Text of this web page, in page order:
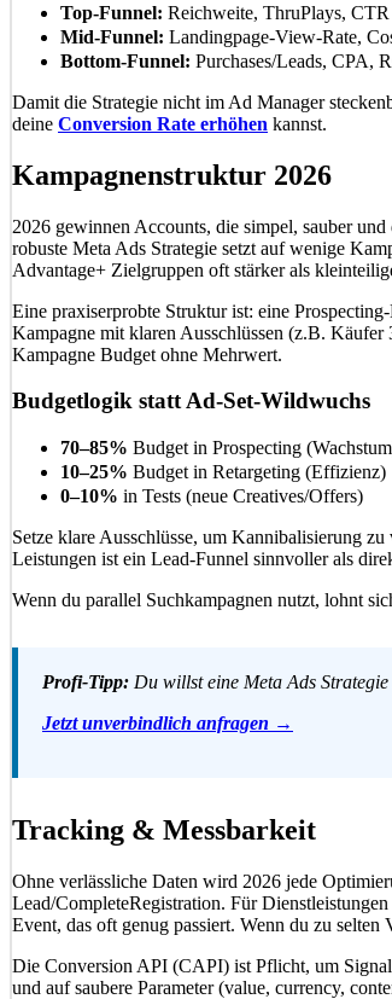
Top-Funnel: Reichweite, ThruPlays,
Mid-Funnel: Landingpage-View-Rate,
Bottom-Funnel: Purchases/Leads, CPA,
Damit die Strategie nicht im Ad Manager
deine Conversion Rate erhöhen kannst.
Kampagnenstruktur 2026
2026 gewinnen Accounts, die simpel, sauber
robuste Meta Ads Strategie setzt auf wenige
Advantage+ Zielgruppen oft stärker als
Eine praxiserprobte Struktur ist: eine
Kampagne mit klaren Ausschlüssen (z.B.
Kampagne Budget ohne Mehrwert.
Budgetlogik statt Ad-Set-Wildwuchs
70–85% Budget in Prospecting
10–25% Budget in Retargeting (Effizienz)
0–10% in Tests (neue Creatives/Offers)
Setze klare Ausschlüsse, um Kannibalisierung
Leistungen ist ein Lead-Funnel sinnvoller als
Wenn du parallel Suchkampagnen nutzt, lohnt
Profi-Tipp: Du willst eine Meta Ads
Jetzt unverbindlich anfragen →
Tracking & Messbarkeit
Ohne verlässliche Daten wird 2026 jede
Lead/CompleteRegistration. Für
Event, das oft genug passiert. Wenn du zu
Die Conversion API (CAPI) ist Pflicht, um
und auf saubere Parameter (value, currency,